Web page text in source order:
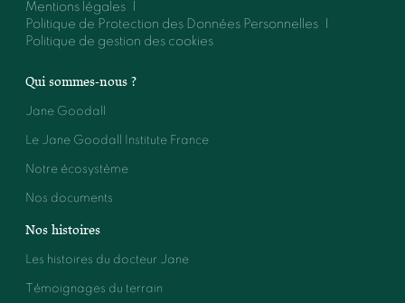
Mentions légales
Politique de Protection des Données Personnelles
Politique de gestion des cookies
Qui sommes-nous ?
Jane Goodall
Le Jane Goodall Institute France
Notre écosystème
Nos documents
Nos histoires
Les histoires du docteur Jane
Témoignages du terrain